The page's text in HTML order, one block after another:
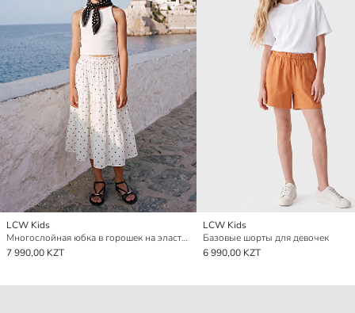
LCW Kids
Многослойная юбка в горошек на эластичном поясе для девочек
7 990,00 KZT
LCW Kids
Базовые шорты для девочек
6 990,00 KZT